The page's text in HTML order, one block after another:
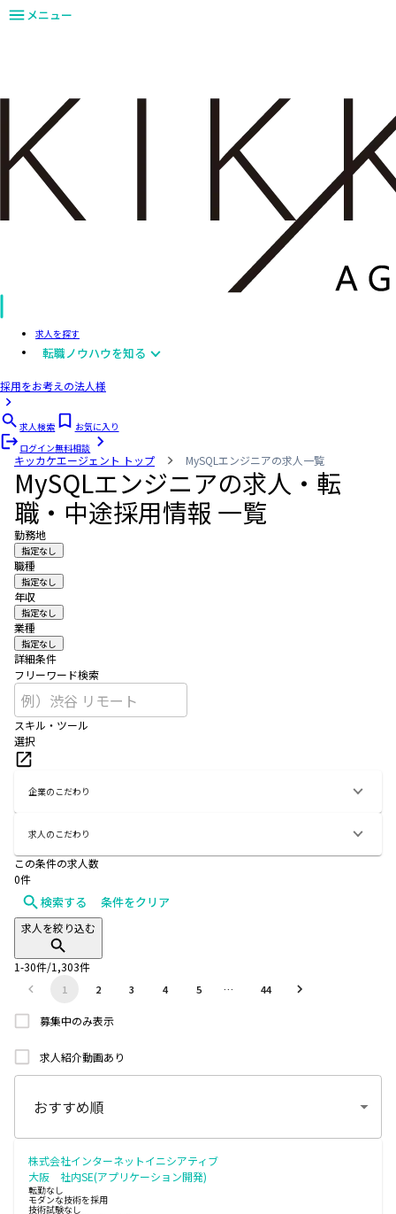
メニュー
求人を探す
転職ノウハウを知る
採用をお考えの法人様
求人検索
お気に入り
ログイン無料相談
キッカケエージェント トップ MySQLエンジニアの求人一覧
MySQLエンジニアの求人・転
職・中途採用情報 一覧
勤務地
指定なし
職種
指定なし
年収
指定なし
業種
指定なし
詳細条件
フリーワード検索
スキル・ツール
選択
企業のこだわり
求人のこだわり
この条件の求人数
0件
検索する 条件をクリア
求人を絞り込む
1-30件/1,303件
1 2 3 4 5 … 44
募集中のみ表示
求人紹介動画あり
株式会社インターネットイニシアティブ
大阪 社内SE(アプリケーション開発)
転勤なし
モダンな技術を採用
技術試験なし